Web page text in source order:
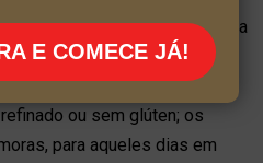
começar bem o dia; para «o dia
seja, os doces que podem
com opções saudáveis,
ou sem glúten; os
para aqueles dias em
E COMECE JÁ!